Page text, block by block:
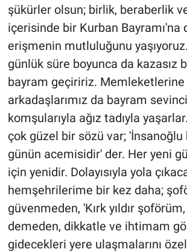
şükürler olsun; birlik, beraberlik
içerisinde bir Kurban Bayramı'na
erişmenin mutluluğunu
günlük süre boyunca da kazasız
bayram geçiririz.
arkadaşlarımız da bayram
komşularıyla ağız tadıyla
çok güzel bir sözü var; 'İnsanoğlu
günün acemisidir' der. Her yeni
için yenidir. Dolayısıyla yola
hemşehrilerime bir kez daha;
güvenmeden, 'Kırk yıldır
demeden, dikkatle ve ihtimam
gidecekleri yere ulaşmalarını